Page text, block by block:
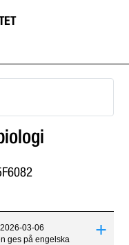
03-06
ges på engelska
+